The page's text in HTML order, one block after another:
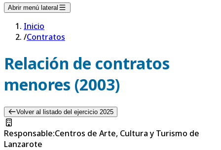
Abrir menú lateral
Inicio
/Contratos
Relación de contratos
menores (2003)
Volver al listado del ejercicio 2025
Responsable:Centros de Arte, Cultura y Turismo de
Lanzarote